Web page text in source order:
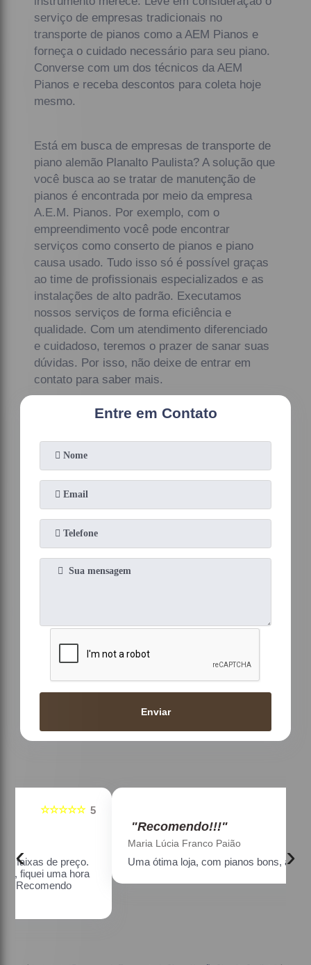
serviço de empresas tradicionais no
transporte de pianos como a AEM Pianos e
forneça o cuidado necessário para seu piano.
Converse com um dos técnicos da AEM
Pianos e receba descontos para coleta hoje
mesmo.
Está em busca de empresas de transporte de
piano alemão Planalto Paulista? A solução que
você busca ao se tratar de manutenção de
pianos é encontrada por meio da empresa
A.E.M. Pianos. Por exemplo, com o
empreendimento você pode encontrar
serviços como conserto de pianos e piano
causa usado. Tudo isso só é possível graças
ao time de profissionais especializados e as
instalações de alto padrão. Executamos
nossos serviços de forma eficiência e
qualidade. Com um atendimento diferenciado
e cuidadoso, teremos o prazer de sanar suas
dúvidas. Por isso, não deixe de entrar em
contato para saber mais.
Entre em Contato
Enviar
"Recomendo!!!"
Maria Lúcia Franco Paião
Uma ótima loja, com pianos bons, amei.
‹ ›